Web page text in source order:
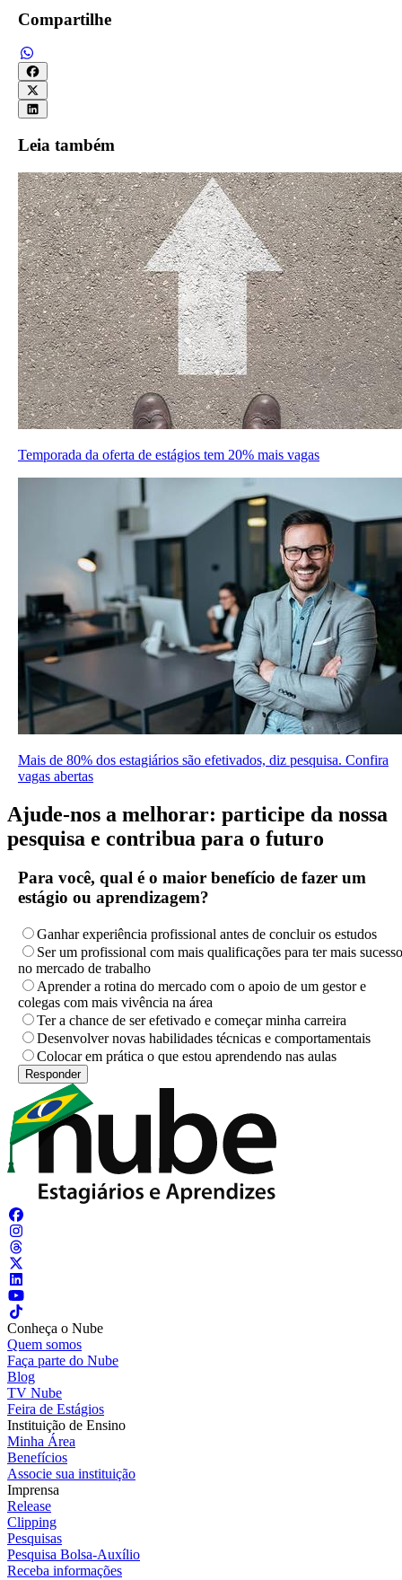
Compartilhe
Leia também
Temporada da oferta de estágios tem 20% mais vagas
Mais de 80% dos estagiários são efetivados, diz pesquisa. Confira
vagas abertas
Ajude-nos a melhorar: participe da nossa
pesquisa e contribua para o futuro
Para você, qual é o maior benefício de fazer um
estágio ou aprendizagem?
Ganhar experiência profissional antes de concluir os estudos
Ser um profissional com mais qualificações para ter mais sucesso
no mercado de trabalho
Aprender a rotina do mercado com o apoio de um gestor e
colegas com mais vivência na área
Ter a chance de ser efetivado e começar minha carreira
Desenvolver novas habilidades técnicas e comportamentais
Colocar em prática o que estou aprendendo nas aulas
Conheça o Nube
Quem somos
Faça parte do Nube
Blog
TV Nube
Feira de Estágios
Instituição de Ensino
Minha Área
Benefícios
Associe sua instituição
Imprensa
Release
Clipping
Pesquisas
Pesquisa Bolsa-Auxílio
Receba informações